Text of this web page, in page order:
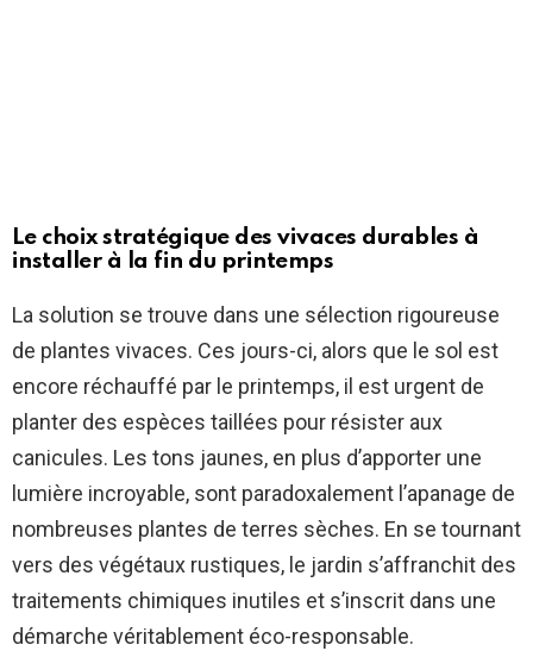
Le choix stratégique des vivaces durables à
installer à la fin du printemps
La solution se trouve dans une sélection rigoureuse
de plantes vivaces. Ces jours-ci, alors que le sol est
encore réchauffé par le printemps, il est urgent de
planter des espèces taillées pour résister aux
canicules. Les tons jaunes, en plus d’apporter une
lumière incroyable, sont paradoxalement l’apanage de
nombreuses plantes de terres sèches. En se tournant
vers des végétaux rustiques, le jardin s’affranchit des
traitements chimiques inutiles et s’inscrit dans une
démarche véritablement éco-responsable.